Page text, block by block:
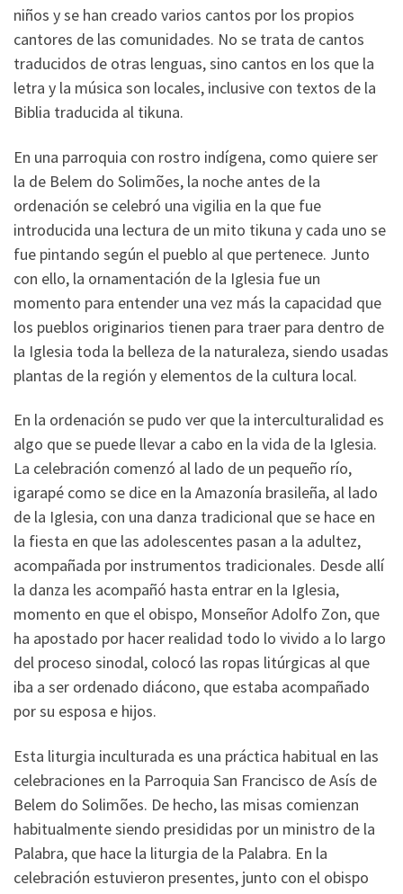
niños y se han creado varios cantos por los propios
cantores de las comunidades. No se trata de cantos
traducidos de otras lenguas, sino cantos en los que la
letra y la música son locales, inclusive con textos de la
Biblia traducida al tikuna.
En una parroquia con rostro indígena, como quiere ser
la de Belem do Solimões, la noche antes de la
ordenación se celebró una vigilia en la que fue
introducida una lectura de un mito tikuna y cada uno se
fue pintando según el pueblo al que pertenece. Junto
con ello, la ornamentación de la Iglesia fue un
momento para entender una vez más la capacidad que
los pueblos originarios tienen para traer para dentro de
la Iglesia toda la belleza de la naturaleza, siendo usadas
plantas de la región y elementos de la cultura local.
En la ordenación se pudo ver que la interculturalidad es
algo que se puede llevar a cabo en la vida de la Iglesia.
La celebración comenzó al lado de un pequeño río,
igarapé como se dice en la Amazonía brasileña, al lado
de la Iglesia, con una danza tradicional que se hace en
la fiesta en que las adolescentes pasan a la adultez,
acompañada por instrumentos tradicionales. Desde allí
la danza les acompañó hasta entrar en la Iglesia,
momento en que el obispo, Monseñor Adolfo Zon, que
ha apostado por hacer realidad todo lo vivido a lo largo
del proceso sinodal, colocó las ropas litúrgicas al que
iba a ser ordenado diácono, que estaba acompañado
por su esposa e hijos.
Esta liturgia inculturada es una práctica habitual en las
celebraciones en la Parroquia San Francisco de Asís de
Belem do Solimões. De hecho, las misas comienzan
habitualmente siendo presididas por un ministro de la
Palabra, que hace la liturgia de la Palabra. En la
celebración estuvieron presentes, junto con el obispo